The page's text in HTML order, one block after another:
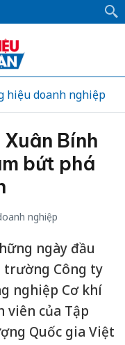
hiệu doanh nghiệp
Bính
bứt phá
nghiệp
ngày đầu
trường Công ty
nghiệp Cơ khí
viên của Tập
Quốc gia Việt